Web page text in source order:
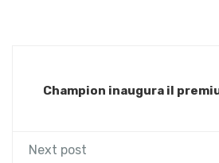
Champion inaugura il
Next post